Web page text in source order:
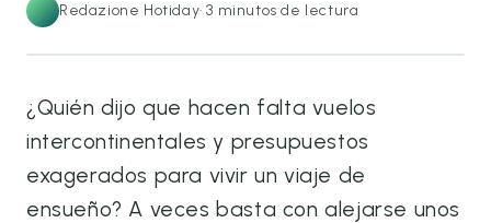
Redazione Hotiday·3 minutos de lectura
¿Quién dijo que hacen falta vuelos
intercontinentales y presupuestos
exagerados para vivir un viaje de
ensueño? A veces basta con alejarse unos